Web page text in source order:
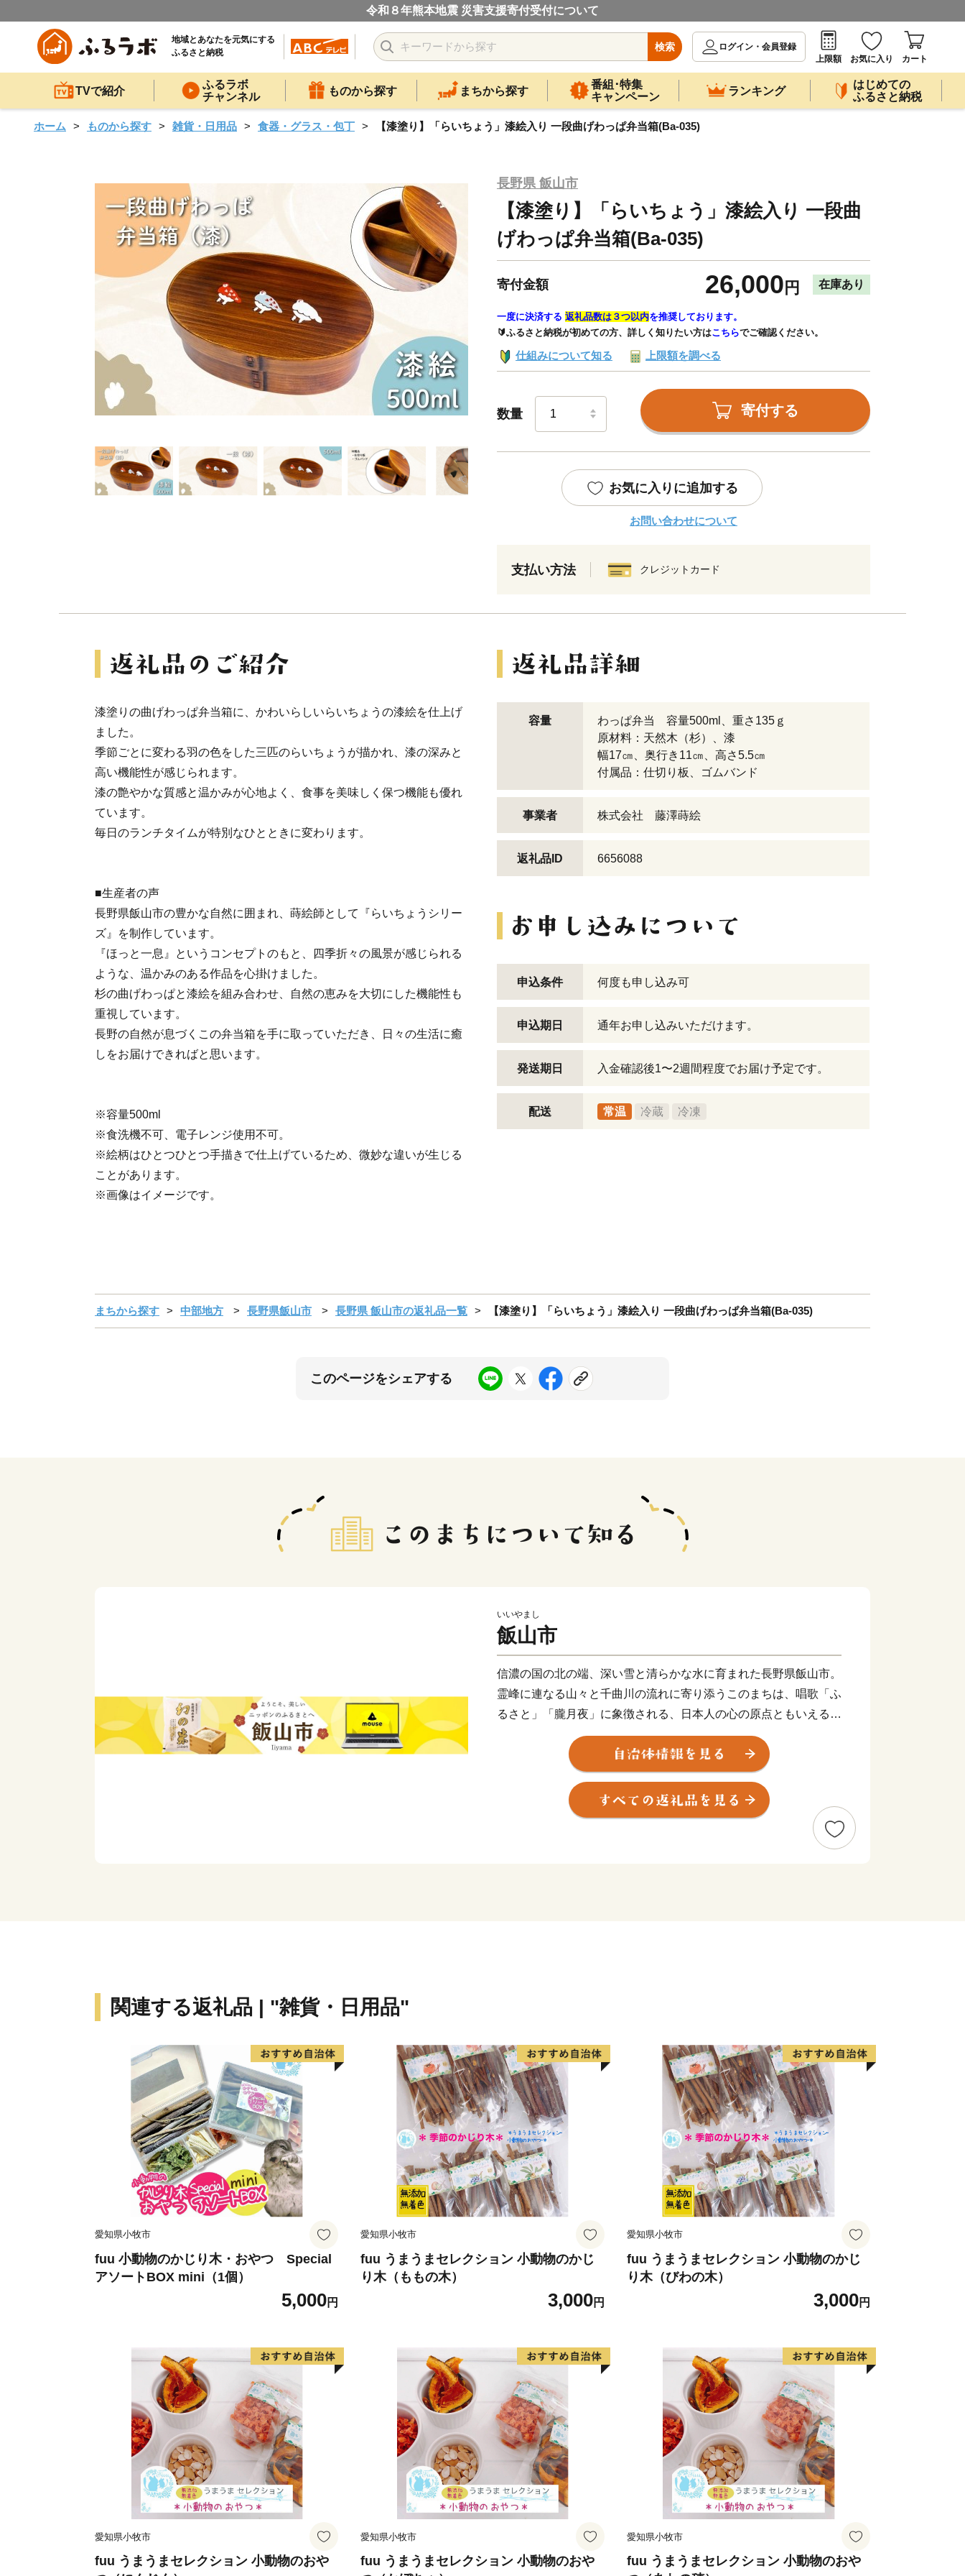
令和８年熊本地震 災害支援寄付受付について
地域とあなたを元気にする
ふるさと納税
検索
ログイン・会員登録
上限額
お気に入り カート
TVで紹介
ふるラボ
チャンネル
ものから探す まちから探す
番組･特集
キャンペーン
ランキング
はじめての
ふるさと納税
ホーム ものから探す 雑貨・日用品 食器・グラス・包丁 【漆塗り】「らいちょう」漆絵入り 一段曲げわっぱ弁当箱(Ba-035)
長野県 飯山市
【漆塗り】「らいちょう」漆絵入り 一段曲
げわっぱ弁当箱(Ba-035)
寄付金額 26,000 円 在庫あり
一度に決済する 返礼品数は３つ以内を推奨しております。
🔰ふるさと納税が初めての方、詳しく知りたい方はこちらでご確認ください。
仕組みについて知る 上限額を調べる
数量 寄付する
お気に入りに追加する
お問い合わせについて
支払い方法 クレジットカード
漆塗りの曲げわっぱ弁当箱に、かわいらしいらいちょうの漆絵を仕上げ
ました。
季節ごとに変わる羽の色をした三匹のらいちょうが描かれ、漆の深みと
高い機能性が感じられます。
漆の艶やかな質感と温かみが心地よく、食事を美味しく保つ機能も優れ
ています。
毎日のランチタイムが特別なひとときに変わります。
■生産者の声
長野県飯山市の豊かな自然に囲まれ、蒔絵師として『らいちょうシリー
ズ』を制作しています。
『ほっと一息』というコンセプトのもと、四季折々の風景が感じられる
ような、温かみのある作品を心掛けました。
杉の曲げわっぱと漆絵を組み合わせ、自然の恵みを大切にした機能性も
重視しています。
長野の自然が息づくこの弁当箱を手に取っていただき、日々の生活に癒
しをお届けできればと思います。
※容量500ml
※食洗機不可、電子レンジ使用不可。
※絵柄はひとつひとつ手描きで仕上げているため、微妙な違いが生じる
ことがあります。
※画像はイメージです。
容量
わっぱ弁当 容量500ml、重さ135ｇ
原材料：天然木（杉）、漆
幅17㎝、奥行き11㎝、高さ5.5㎝
付属品：仕切り板、ゴムバンド
事業者 株式会社 藤澤蒔絵
返礼品ID 6656088
申込条件 何度も申し込み可
申込期日 通年お申し込みいただけます。
発送期日 入金確認後1〜2週間程度でお届け予定です。
配送 常温 冷蔵 冷凍
まちから探す 中部地方 長野県飯山市 長野県 飯山市の返礼品一覧 【漆塗り】「らいちょう」漆絵入り 一段曲げわっぱ弁当箱(Ba-035)
このページをシェアする
いいやまし
飯山市
信濃の国の北の端、深い雪と清らかな水に育まれた長野県飯山市。
霊峰に連なる山々と千曲川の流れに寄り添うこのまちは、唱歌「ふ
るさと」「朧月夜」に象徴される、日本人の心の原点ともいえる風
景を今に伝えています。時代が移ろっても変わらぬ田園の佇まい
と、人々の温もりが、訪れる者を静かに迎え入れます。
飯山市は、雪国ならではの恵みを生かした米づくりのまち。
豪雪がもたらす豊富な雪解け水と、昼夜の寒暖差が育てる飯山産米
は、粒立ちが良く、噛むほどに甘みが広がる逸品です。とりわけコ
春には一面を黄色に染める菜の花公園の菜の花まつり、冬には雪国
文化を体感できるかまくらの里のかまくら祭りが開催され、季節ご
とに異なる表情で人々を魅了します。スキーやスノーボードといっ
た雪のアクティビティに加え、カヌー、ラフティング、トレッキン
グ、サイクリングなど、一年を通して自然と遊ぶ楽しさが広がって
います。
北陸新幹線・飯山駅から東京まで約2時間。
遠く離れていながら、どこか懐かしい――
飯山市は、米の香りと雪国の知恵、そして人のぬくもりが息づく
「もうひとつのふるさと」です。
関連する返礼品 | "雑貨・日用品"
愛知県小牧市
fuu 小動物のかじり木・おやつ Special
アソートBOX mini（1個）
5,000円
愛知県小牧市
fuu うまうまセレクション 小動物のかじ
り木（ももの木）
3,000円
愛知県小牧市
fuu うまうまセレクション 小動物のかじ
り木（びわの木）
3,000円
愛知県小牧市
fuu うまうまセレクション 小動物のおや
愛知県小牧市
fuu うまうまセレクション 小動物のおや
愛知県小牧市
fuu うまうまセレクション 小動物のおや